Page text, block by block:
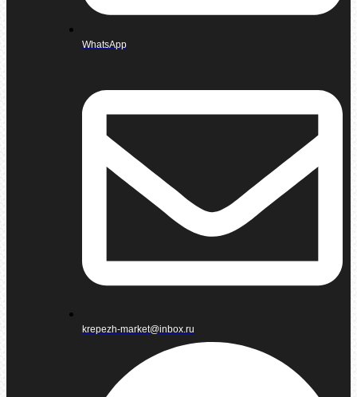
WhatsApp
krepezh-market@inbox.ru